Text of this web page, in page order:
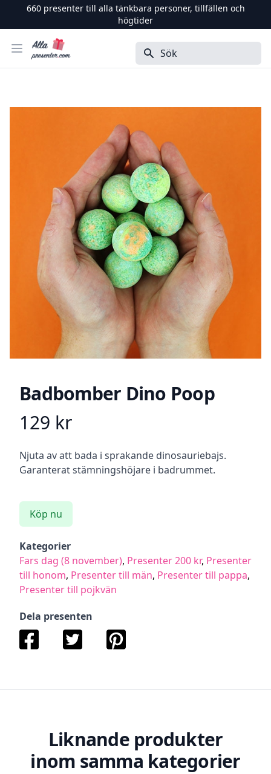
660presenter till alla tänkbara personer, tillfällen och
högtider
Öppna menyn
Alla Presenter Sök
Badbomber Dino Poop
Product information
129 kr
Beskrivning
Njuta av att bada i sprakande dinosauriebajs.
Garanterat stämningshöjare i badrummet.
Köp nu
Kategorier
Fars dag (8 november), Presenter 200 kr, Presenter
till honom, Presenter till män, Presenter till pappa,
Presenter till pojkvän
Dela presenten
Liknande produkter
inom samma kategorier